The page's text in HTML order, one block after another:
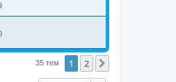
35 тем 1 2